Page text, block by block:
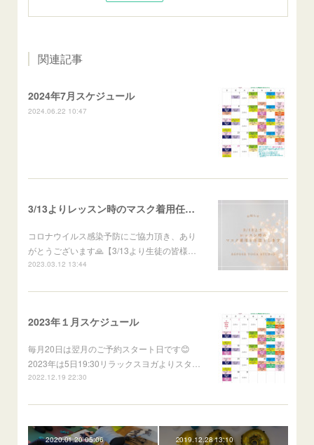
関連記事
2024年7月スケジュール
2024.06.22 10:47
3/13よりレッスン時のマスク着用任意のお知らせ
コロナウイルス感染予防にご協力頂き、あり
がとうございます🙏【3/13より生徒の皆様…
2023.03.12 13:44
2023年１月スケジュール
毎月20日は翌月のご予約スタート日です😊
2023年は5日19:30リラックスヨガよりスタ…
2022.12.19 22:30
2020.01.20 05:06 2019.12.28 13:10